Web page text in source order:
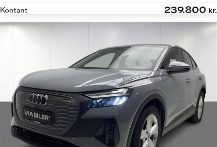
Kontant
239.800 kr.